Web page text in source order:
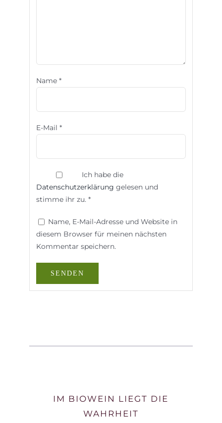
Name*
E-Mail*
Ich habe die
Datenschutzerklärung gelesen und
stimme ihr zu. *
Name, E-Mail-Adresse und Website in
diesem Browser für meinen nächsten
Kommentar speichern.
IM BIOWEIN LIEGT DIE
WAHRHEIT